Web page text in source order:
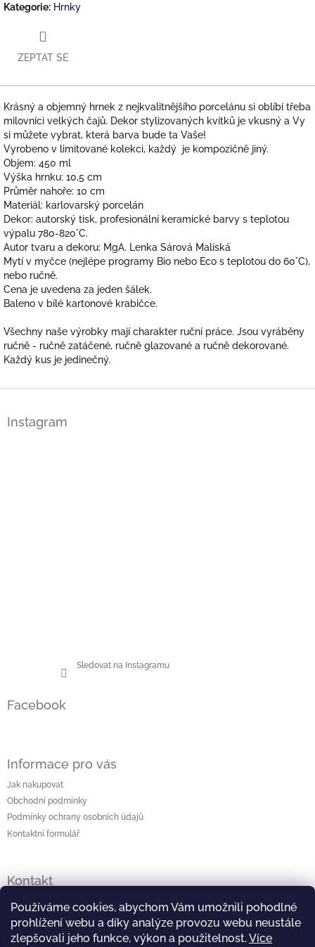
Používáme cookies, abychom Vám umožnili pohodlné
prohlížení webu a díky analýze provozu webu neustále
zlepšovali jeho funkce, výkon a použitelnost.Více
Kategorie: Hrnky
ZEPTAT SE
Krásný a objemný hrnek z nejkvalitnějšího porcelánu si oblíbí třeba
milovníci velkých čajů. Dekor stylizovaných kvítků je vkusný a Vy
si můžete vybrat, která barva bude ta Vaše!
Vyrobeno v limitované kolekci, každý je kompozičně jiný.
Objem: 450 ml
Výška hrnku: 10,5 cm
Průměr nahoře: 10 cm
Materiál: karlovarský porcelán
Dekor: autorský tisk, profesionální keramické barvy s teplotou
výpalu 780-820°C.
Autor tvaru a dekoru: MgA. Lenka Sárová Malíská
Mytí v myčce (nejlépe programy Bio nebo Eco s teplotou do 60°C),
nebo ručně.
Cena je uvedena za jeden šálek.
Baleno v bílé kartonové krabičce.
Všechny naše výrobky mají charakter ruční práce. Jsou vyráběny
ručně - ručně zatáčené, ručně glazované a ručně dekorované.
Každý kus je jedinečný.
Instagram
Sledovat na Instagramu
Facebook
Informace pro vás
Jak nakupovat
Obchodní podmínky
Podmínky ochrany osobních údajů
Kontaktní formulář
Kontakt
lenka@originalniporcelan.cz
+420 724 872 504